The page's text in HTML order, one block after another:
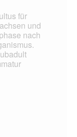
für
und
nach